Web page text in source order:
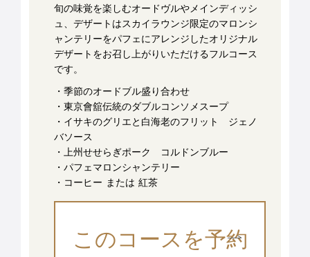
旬の味覚を楽しむオードヴルやメインディッシ
ュ、デザートはスカイラウンジ限定のマロンシ
ャンテリーをパフェにアレンジしたオリジナル
デザートをお召し上がりいただけるフルコース
です。
・季節のオードブル盛り合わせ
・東京會舘伝統のダブルコンソメスープ
・イサキのグリエと白海老のフリット ジェノ
バソース
・上州せせらぎポーク コルドンブルー
・パフェマロンシャンテリー
・コーヒー または 紅茶
このコースを予約